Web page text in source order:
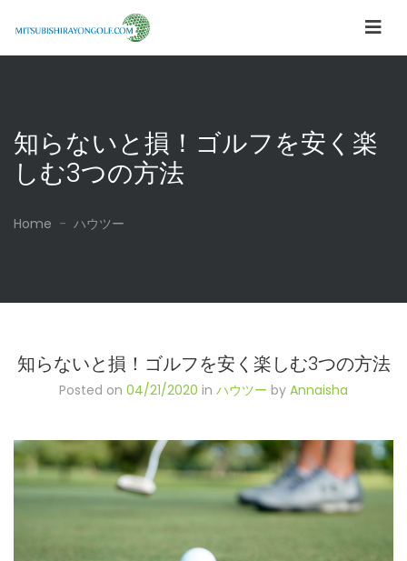
知らないと損！ゴルフを安く楽
しむ3つの方法
Home ハウツー
知らないと損！ゴルフを安く楽しむ3つの方法
Posted on 04/21/2020 in ハウツー by Annaisha